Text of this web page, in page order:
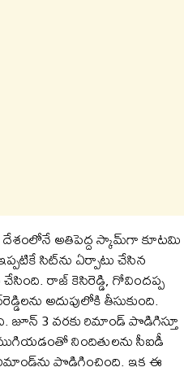
దేశంలోనే అతిపెద్ద స్కామ్‌గా కూటమి
సిట్‌ను ఏర్పాటు చేసిన
రాజ్‌ కెసిరెడ్డి, గోవిందప్ప
అదుపులోకి తీసుకుంది.
జూన్‌ 3 వరకు రిమాండ్‌ పొడిగిస్తూ
నిందితులను సీఐడీ
పొడిగించింది. ఇక ఈ